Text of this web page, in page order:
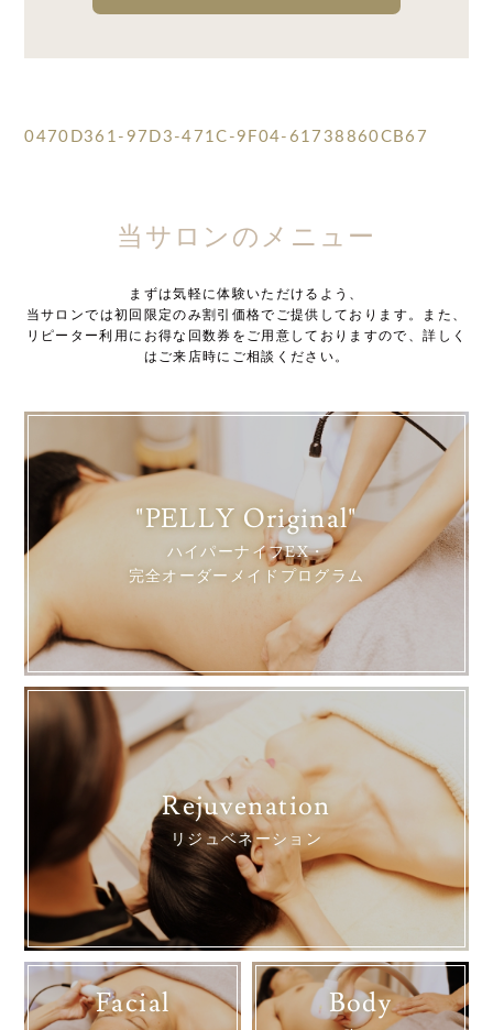
0470D361-97D3-471C-9F04-61738860CB67
当サロンのメニュー
まずは気軽に体験いただけるよう、
当サロンでは初回限定のみ割引価格でご提供しております。また、
リピーター利用にお得な回数券をご用意しておりますので、詳しく
はご来店時にご相談ください。
"PELLY Original"
ハイパーナイフEX・
完全オーダーメイドプログラム
Rejuvenation
リジュベネーション
Facial Body